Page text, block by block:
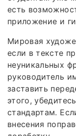
есть
приложение и
Мировая
если в тексте
неуникальных
руководитель
заставить
этого,
стандартам.
внесения